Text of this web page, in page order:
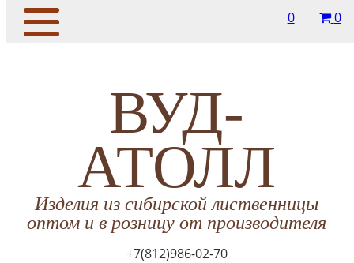
0 0
ВУД-
АТОЛЛ
Изделия из сибирской лиственницы
оптом и в розницу от производителя
+7(812)986-02-70